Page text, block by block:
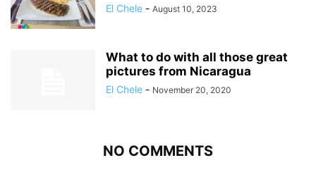
El Chele - August 10, 2023
What to do with all those great
pictures from Nicaragua
El Chele - November 20, 2020
NO COMMENTS